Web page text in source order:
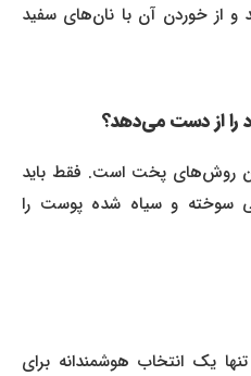
از خوردن آن با نان‌های سفید
از دست می‌دهد؟
روش‌های پخت است. فقط باید
و سیاه شده پوست را
یک انتخاب هوشمندانه برای